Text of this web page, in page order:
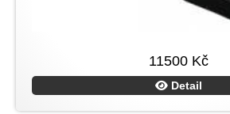
11500 Kč
Detail